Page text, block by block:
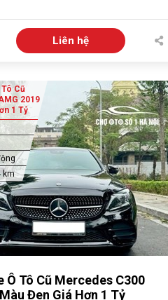
Liên hệ
Cũ
2019
1 Tỷ
km
Ô Tô Cũ Mercedes C300
Đen Giá Hơn 1 Tỷ